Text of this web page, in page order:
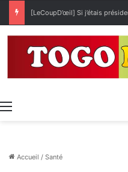
[LeCoupD’œil] Si j’étais
Menu
Accueil / Santé